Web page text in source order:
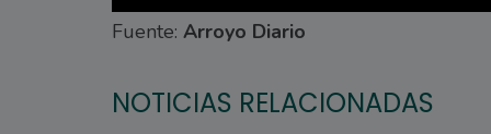
Fuente: Arroyo Diario
NOTICIAS RELACIONADAS